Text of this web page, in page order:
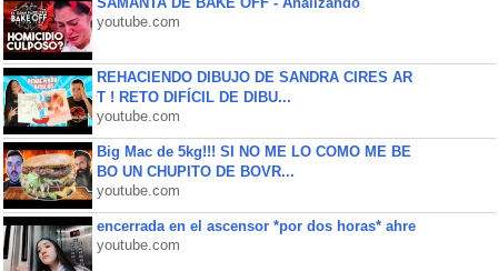
youtube.com
REHACIENDO DIBUJO DE SANDRA CIRES AR
T ! RETO DIFÍCIL DE DIBU...
youtube.com
Big Mac de 5kg!!! SI NO ME LO COMO ME BE
BO UN CHUPITO DE BOVR...
youtube.com
encerrada en el ascensor *por dos horas* ahre
youtube.com